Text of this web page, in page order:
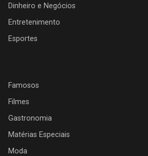
Dinheiro e Negócios
Entretenimento
Esportes
Famosos
Filmes
Gastronomia
Matérias Especiais
Moda